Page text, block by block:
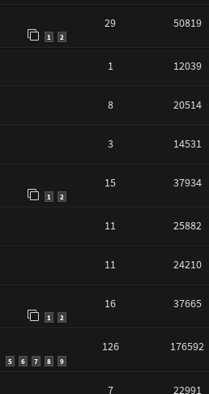
1 2
29 50819
1 12039
8 20514
3 14531
1 2
15 37934
11 25882
11 24210
1 2
16 37665
5 6 7 8 9
126 176592
7 22991